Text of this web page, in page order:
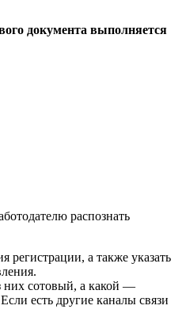
документа выполняется
распознать
а также указать
них сотовый, а какой —
есть другие каналы связи